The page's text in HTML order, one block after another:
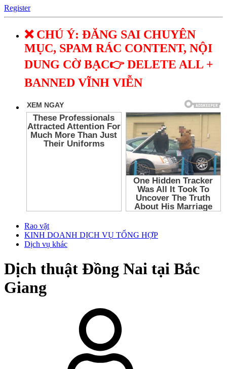
Register
❌ CHÚ Ý: ĐĂNG SAI CHUYÊN
MỤC, SPAM RÁC CONTENT, NỘI
DUNG CỜ BẠC👉 DELETE ALL +
BANNED VĨNH VIỄN
Rao vặt
KINH DOANH DỊCH VỤ TỔNG HỢP
Dịch vụ khác
Dịch thuật Đồng Nai tại Bắc
Giang